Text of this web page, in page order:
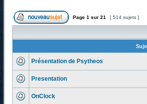
Page 1 sur 21 [ 514 sujets ]
Présentation de Psytheos
Presentation
OnClock